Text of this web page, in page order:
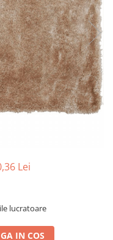
Lei
lucratoare
IN COS